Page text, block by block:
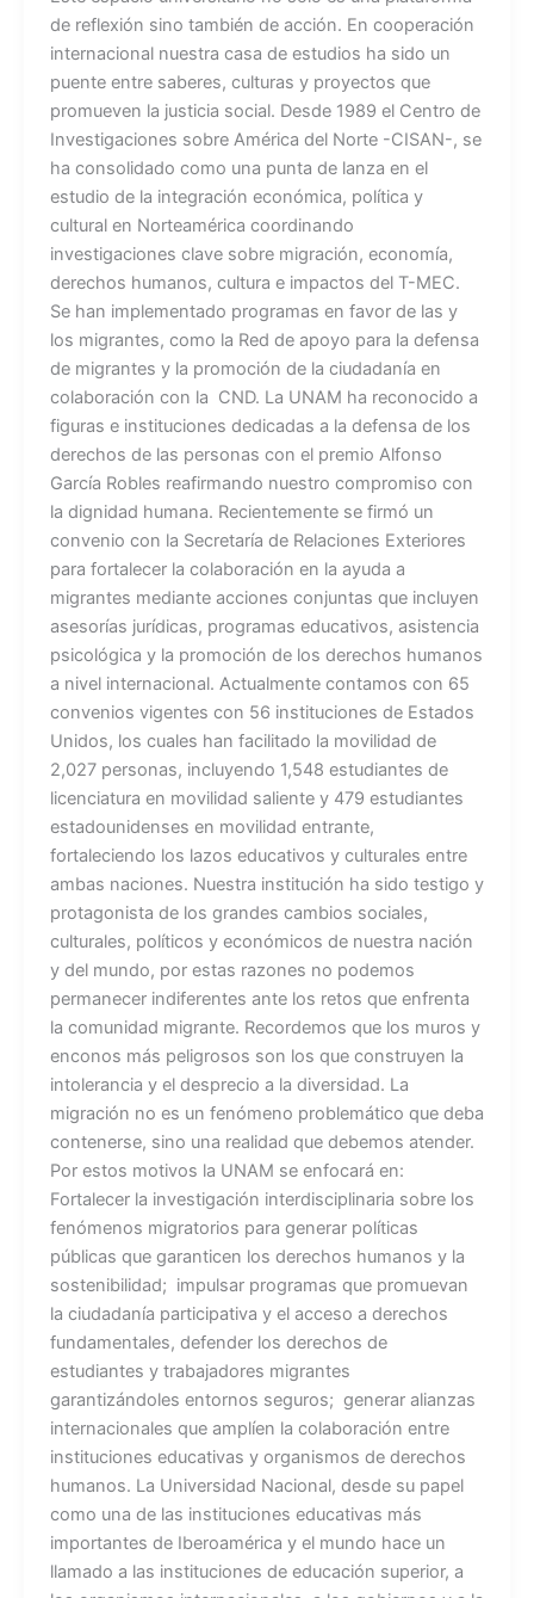
de reflexión sino también de acción. En cooperación
internacional nuestra casa de estudios ha sido un
puente entre saberes, culturas y proyectos que
promueven la justicia social. Desde 1989 el Centro de
Investigaciones sobre América del Norte -CISAN-, se
ha consolidado como una punta de lanza en el
estudio de la integración económica, política y
cultural en Norteamérica coordinando
investigaciones clave sobre migración, economía,
derechos humanos, cultura e impactos del T-MEC.
Se han implementado programas en favor de las y
los migrantes, como la Red de apoyo para la defensa
de migrantes y la promoción de la ciudadanía en
colaboración con la CND. La UNAM ha reconocido a
figuras e instituciones dedicadas a la defensa de los
derechos de las personas con el premio Alfonso
García Robles reafirmando nuestro compromiso con
la dignidad humana. Recientemente se firmó un
convenio con la Secretaría de Relaciones Exteriores
para fortalecer la colaboración en la ayuda a
migrantes mediante acciones conjuntas que incluyen
asesorías jurídicas, programas educativos, asistencia
psicológica y la promoción de los derechos humanos
a nivel internacional. Actualmente contamos con 65
convenios vigentes con 56 instituciones de Estados
Unidos, los cuales han facilitado la movilidad de
2,027 personas, incluyendo 1,548 estudiantes de
licenciatura en movilidad saliente y 479 estudiantes
estadounidenses en movilidad entrante,
fortaleciendo los lazos educativos y culturales entre
ambas naciones. Nuestra institución ha sido testigo y
protagonista de los grandes cambios sociales,
culturales, políticos y económicos de nuestra nación
y del mundo, por estas razones no podemos
permanecer indiferentes ante los retos que enfrenta
la comunidad migrante. Recordemos que los muros y
enconos más peligrosos son los que construyen la
intolerancia y el desprecio a la diversidad. La
migración no es un fenómeno problemático que deba
contenerse, sino una realidad que debemos atender.
Por estos motivos la UNAM se enfocará en:
Fortalecer la investigación interdisciplinaria sobre los
fenómenos migratorios para generar políticas
públicas que garanticen los derechos humanos y la
sostenibilidad; impulsar programas que promuevan
la ciudadanía participativa y el acceso a derechos
fundamentales, defender los derechos de
estudiantes y trabajadores migrantes
garantizándoles entornos seguros; generar alianzas
internacionales que amplíen la colaboración entre
instituciones educativas y organismos de derechos
humanos. La Universidad Nacional, desde su papel
como una de las instituciones educativas más
importantes de Iberoamérica y el mundo hace un
llamado a las instituciones de educación superior, a